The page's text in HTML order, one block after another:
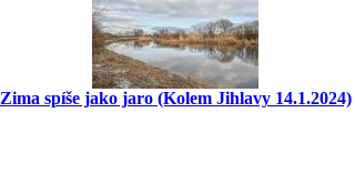
Zima spíše jako jaro (Kolem Jihlavy 14.1.2024)